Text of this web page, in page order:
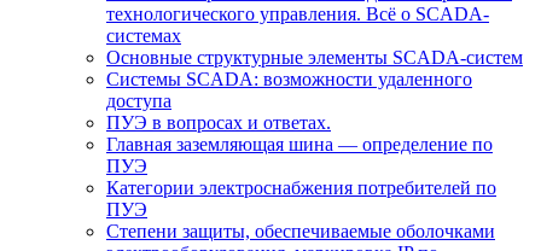
технологического управления. Всё о SCADA-
системах
Основные структурные элементы SCADA-систем
Системы SCADA: возможности удаленного
доступа
ПУЭ в вопросах и ответах.
Главная заземляющая шина — определение по
ПУЭ
Категории электроснабжения потребителей по
ПУЭ
Степени защиты, обеспечиваемые оболочками